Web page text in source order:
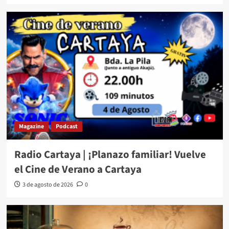
Magazine Podcast
Radio Cartaya | ¡Planazo familiar! Vuelve
el Cine de Verano a Cartaya
3 de agosto de 2026 0